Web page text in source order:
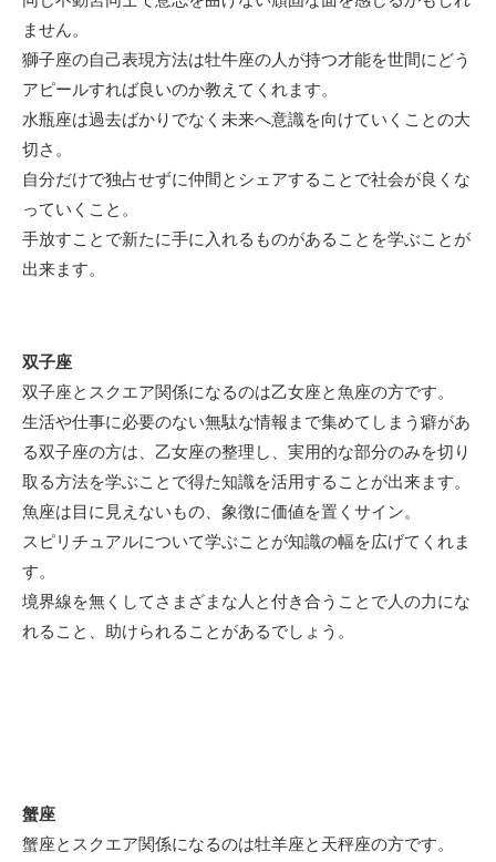
ません。
獅子座の自己表現方法は牡牛座の人が持つ才能を世間にどう
アピールすれば良いのか教えてくれます。
水瓶座は過去ばかりでなく未来へ意識を向けていくことの大
切さ。
自分だけで独占せずに仲間とシェアすることで社会が良くな
っていくこと。
手放すことで新たに手に入れるものがあることを学ぶことが
出来ます。
双子座
双子座とスクエア関係になるのは乙女座と魚座の方です。
生活や仕事に必要のない無駄な情報まで集めてしまう癖があ
る双子座の方は、乙女座の整理し、実用的な部分のみを切り
取る方法を学ぶことで得た知識を活用することが出来ます。
魚座は目に見えないもの、象徴に価値を置くサイン。
スピリチュアルについて学ぶことが知識の幅を広げてくれま
す。
境界線を無くしてさまざまな人と付き合うことで人の力にな
れること、助けられることがあるでしょう。
蟹座
蟹座とスクエア関係になるのは牡羊座と天秤座の方です。